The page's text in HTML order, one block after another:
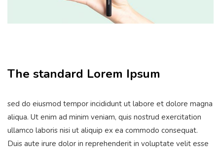
The standard Lorem Ipsum
sed do eiusmod tempor incididunt ut labore et dolore magna
aliqua. Ut enim ad minim veniam, quis nostrud exercitation
ullamco laboris nisi ut aliquip ex ea commodo consequat.
Duis aute irure dolor in reprehenderit in voluptate velit esse